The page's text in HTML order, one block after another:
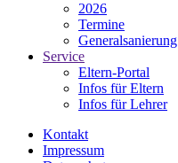
2026
Termine
Generalsanierung
Service
Eltern-Portal
Infos für Eltern
Infos für Lehrer
Kontakt
Impressum